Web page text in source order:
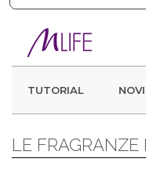
TUTORIAL
LE FRAGRANZE